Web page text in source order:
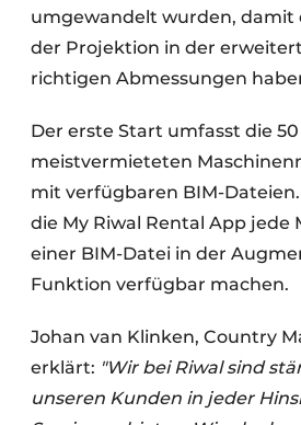
umgewandelt wurden, damit
der Projektion in der
richtigen Abmessungen
Der erste Start umfasst die 50
meistvermieteten
mit verfügbaren BIM-
die My Riwal Rental App jede
einer BIM-Datei in der
Funktion verfügbar machen.
Johan van Klinken, Country
erklärt: "Wir bei Riwal sind
unseren Kunden in jeder